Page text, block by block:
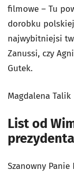
filmowe – Tu
dorobku
najwybitniejsi
Zanussi, czy
Gutek.
Magdalena Talik
List od
Szanowny Panie